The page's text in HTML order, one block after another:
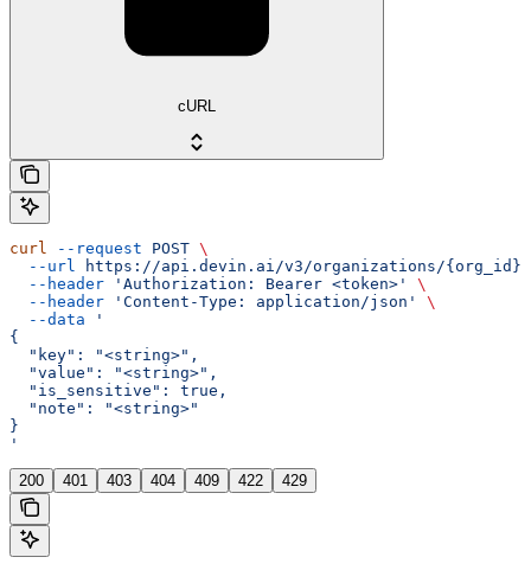
cURL
curl --request POST \
  --url
https://api.devin.ai/v3/organizations/{org_id}/
  --header
'Authorization: Bearer <token>'
\
  --header
'Content-Type: application/json'
\
  --data
'
{
  "key": "<string>",
  "value": "<string>",
  "is_sensitive": true,
  "note": "<string>"
}
'
200 401 403 404 409 422 429